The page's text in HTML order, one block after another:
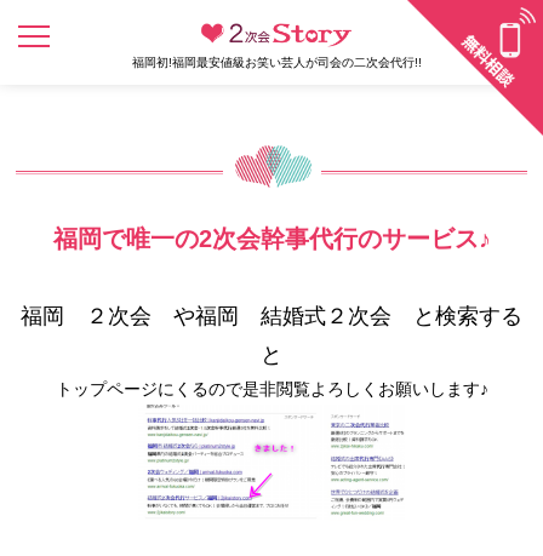
福岡初!福岡最安値級お笑い芸人が司会の二次会代行!!
福岡で唯一の2次会幹事代行のサービス♪
福岡 ２次会 や福岡 結婚式２次会 と検索する
と
トップページにくるので是非閲覧よろしくお願いします♪